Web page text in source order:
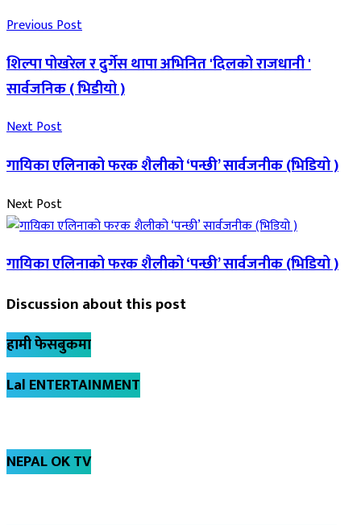
Previous Post
शिल्पा पोखरेल र दुर्गेस थापा अभिनित 'दिलको राजधानी '
सार्वजनिक ( भिडीयो )
Next Post
गायिका एलिनाको फरक शैलीको ‘पन्छी’ सार्वजनीक (भिडियो )
Next Post
गायिका एलिनाको फरक शैलीको ‘पन्छी’ सार्वजनीक (भिडियो )
Discussion about this post
हामी फेसबुकमा
Lal ENTERTAINMENT
NEPAL OK TV